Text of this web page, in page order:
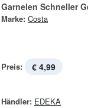
Garnelen Schneller
Marke: Costa
Preis: € 4,99
Händler: EDEKA